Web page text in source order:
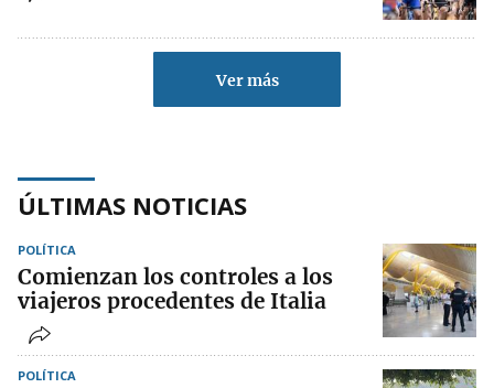
Ver más
ÚLTIMAS NOTICIAS
POLÍTICA
Comienzan los controles a los
viajeros procedentes de Italia
POLÍTICA